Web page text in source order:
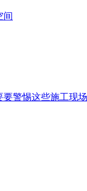
间
要警惕这些施工现